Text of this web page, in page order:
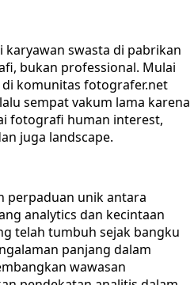
karyawan swasta di pabrikan
bukan professional. Mulai
komunitas fotografer.net
sempat vakum lama karena
fotografi human interest,
juga landscape.
perpaduan unik antara
analytics dan kecintaan
telah tumbuh sejak bangku
panjang dalam
wawasan